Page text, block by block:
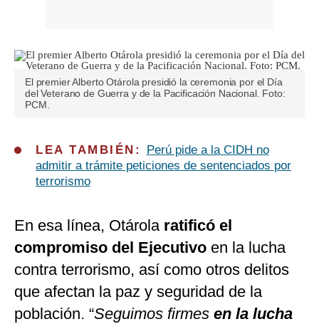
El premier Alberto Otárola presidió la ceremonia por el Día
del Veterano de Guerra y de la Pacificación Nacional. Foto:
PCM.
LEA TAMBIÉN:
Perú pide a la CIDH no
admitir a trámite peticiones de sentenciados por
terrorismo
En esa línea, Otárola ratificó el
compromiso del Ejecutivo en la lucha
contra terrorismo, así como otros delitos
que afectan la paz y seguridad de la
población. “Seguimos firmes en la lucha